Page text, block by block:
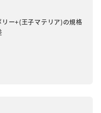
リー+(王子マテリア)の規格